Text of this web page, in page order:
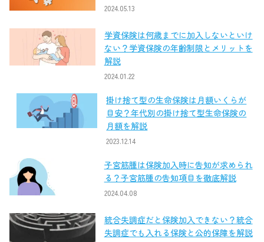
2024.05.13
学資保険は何歳までに加入しないといけ
ない？学資保険の年齢制限とメリットを
解説
2024.01.22
掛け捨て型の生命保険は月額いくらが
目安？年代別の掛け捨て型生命保険の
月額を解説
2023.12.14
子宮筋腫は保険加入時に告知が求められ
る？子宮筋腫の告知項目を徹底解説
2024.04.08
統合失調症だと保険加入できない？統合
失調症でも入れる保険と公的保障を解説